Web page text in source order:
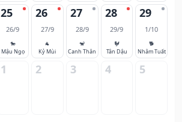
25
26/9
🐎
Mậu Ngọ
26
27/9
🐐
Kỷ Mùi
27
28/9
🐒
Canh Thân
28
29/9
🐓
Tân Dậu
29
1/10
🐕
Nhâm Tuất
1 2 3 4 5